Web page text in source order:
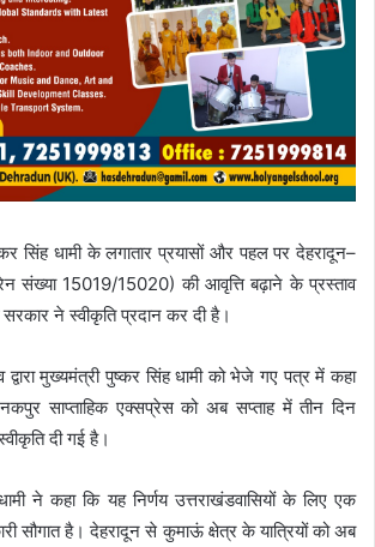
सिंह धामी के लगातार प्रयासों और पहल पर देहरादून–
संख्या 15019/15020) की आवृत्ति बढ़ाने के प्रस्ताव
ने स्वीकृति प्रदान कर दी है।
द्वारा मुख्यमंत्री पुष्कर सिंह धामी को भेजे गए पत्र में कहा
साप्ताहिक एक्सप्रेस को अब सप्ताह में तीन दिन
दी गई है।
ने कहा कि यह निर्णय उत्तराखंडवासियों के लिए एक
सौगात है। देहरादून से कुमाऊं क्षेत्र के यात्रियों को अब